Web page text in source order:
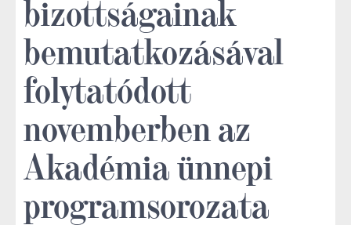
bizottságainak
bemutatkozásával
folytatódott
novemberben az
Akadémia ünnepi
programsorozata